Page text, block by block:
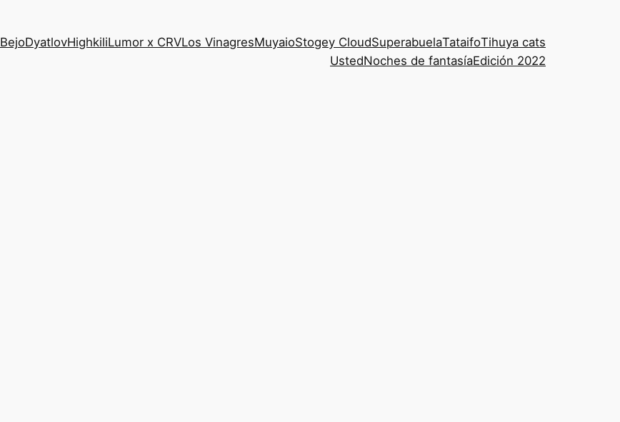
BejoDyatlovHighkiliLumor x CRVLos VinagresMuyaioStogey CloudSuperabuelaTataifoTihuya cats
UstedNoches de fantasíaEdición 2022